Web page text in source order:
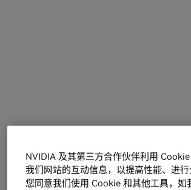
NVIDIA 及其第三方合作伙伴利用
我们网站的互动信息，以提高性能、进
您同意我们使用 Cookie 和其他工具，如